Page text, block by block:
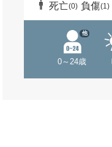
死亡(0) 負傷(1)
0～24歳
他